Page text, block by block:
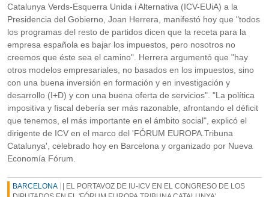
Catalunya Verds-Esquerra Unida i Alternativa (ICV-EUiA) a la
Presidencia del Gobierno, Joan Herrera, manifestó hoy que "todos
los programas del resto de partidos dicen que la receta para la
empresa española es bajar los impuestos, pero nosotros no
creemos que éste sea el camino". Herrera argumentó que "hay
otros modelos empresariales, no basados en los impuestos, sino
con una buena inversión en formación y en investigación y
desarrollo (I+D) y con una buena oferta de servicios". "La política
impositiva y fiscal debería ser más razonable, afrontando el déficit
que tenemos, el más importante en el ámbito social", explicó el
dirigente de ICV en el marco del 'FÓRUM EUROPA.Tribuna
Catalunya', celebrado hoy en Barcelona y organizado por Nueva
Economía Fórum.
BARCELONA
| EL PORTAVOZ DE IU-ICV EN EL CONGRESO DE LOS